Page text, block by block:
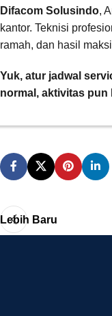
Difacom Solusindo,
kantor. Teknisi
ramah, dan hasil
Yuk, atur jadwal
normal, aktivitas pun
Lebih Baru